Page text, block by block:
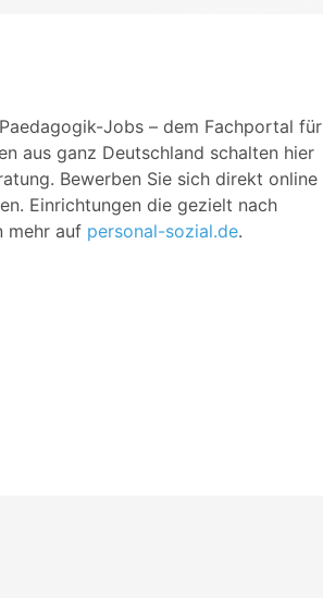
Jobs – dem Fachportal für
aus ganz Deutschland schalten hier
Bewerben Sie sich direkt online
Einrichtungen die gezielt nach
mehr auf personal-sozial.de.